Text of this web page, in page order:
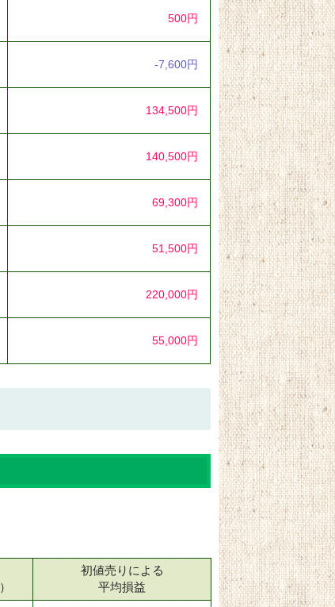
500円
-7,600円
134,500円
140,500円
69,300円
51,500円
220,000円
55,000円
）
初値売りによる
平均損益